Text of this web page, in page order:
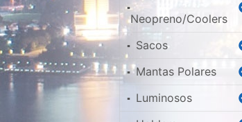
▪
Neopreno/Coolers
▪ Sacos
▪ Mantas Polares
▪ Luminosos